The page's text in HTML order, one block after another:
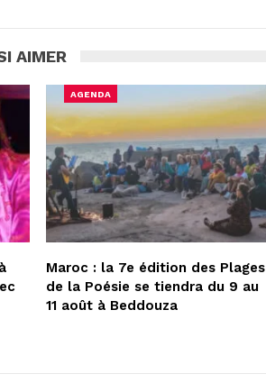
AIMER
AGENDA
Maroc : la 7e édition des Plages
de la Poésie se tiendra du 9 au
11 août à Beddouza